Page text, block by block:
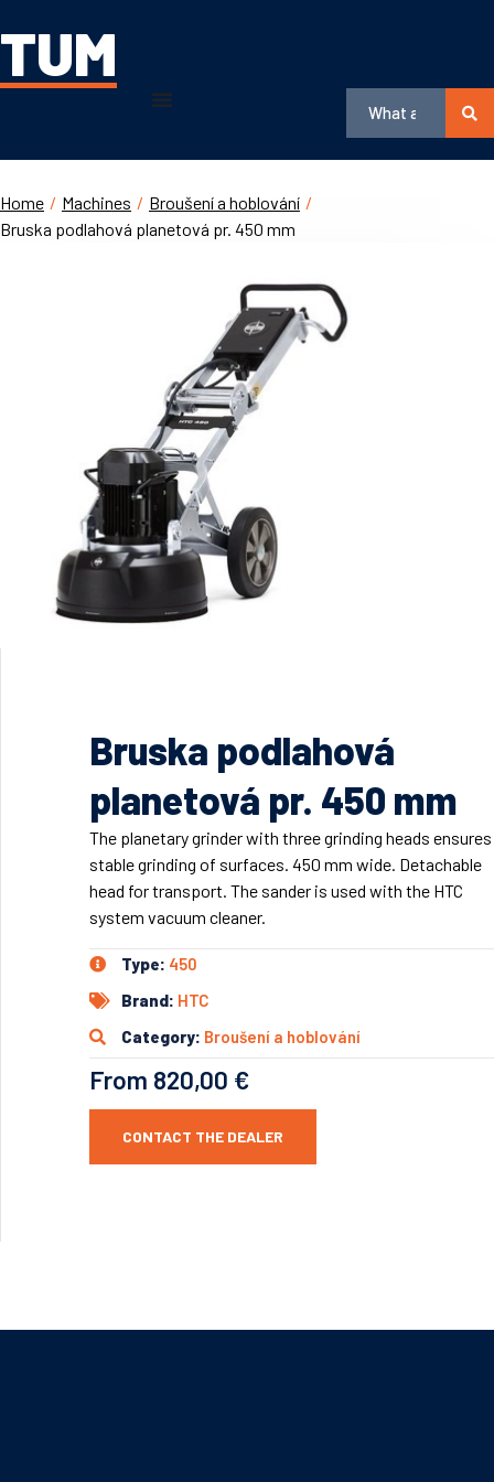
TUM
Home / Machines / Broušení a hoblování /
Bruska podlahová planetová pr. 450 mm
Bruska podlahová
planetová pr. 450 mm
The planetary grinder with three grinding heads ensures
stable grinding of surfaces. 450 mm wide. Detachable
head for transport. The sander is used with the HTC
system vacuum cleaner.
Type: 450
Brand: HTC
Category: Broušení a hoblování
From 820,00 €
CONTACT THE DEALER